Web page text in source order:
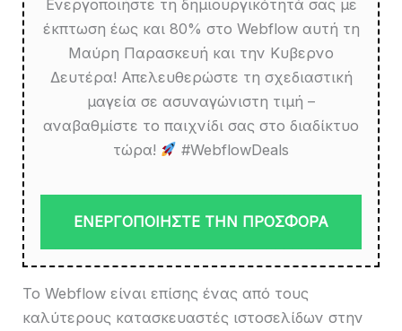
Ενεργοποιήστε τη δημιουργικότητά σας με
έκπτωση έως και 80% στο Webflow αυτή τη
Μαύρη Παρασκευή και την Κυβερνο
Δευτέρα! Απελευθερώστε τη σχεδιαστική
μαγεία σε ασυναγώνιστη τιμή –
αναβαθμίστε το παιχνίδι σας στο διαδίκτυο
τώρα!
#WebflowDeals
ΕΝΕΡΓΟΠΟΙΗΣΤΕ ΤΗΝ ΠΡΟΣΦΟΡΑ
Το Webflow είναι επίσης ένας από τους
καλύτερους κατασκευαστές ιστοσελίδων στην